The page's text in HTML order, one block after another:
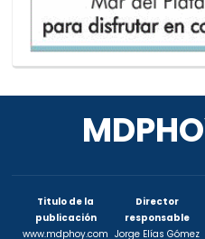
Titulo de la
publicación
www.mdphoy.com
Director
responsable
Jorge Elías Gómez